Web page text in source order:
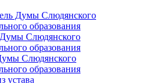
Думы Слюдянского
образования
Слюдянского
образования
Слюдянского
образования
устава